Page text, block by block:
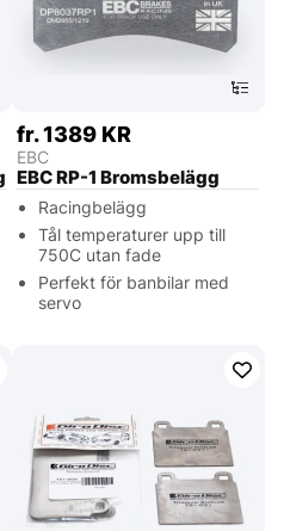
fr. 1389 KR
EBC
EBC RP-1 Bromsbelägg
Racingbelägg
Tål temperaturer upp till
750C utan fade
Perfekt för banbilar med
servo